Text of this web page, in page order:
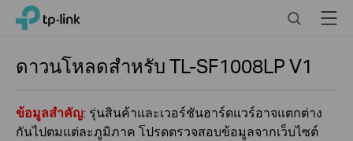
Click
navigation
TP-Link, Reliably Smart SearchMenu
ดาวนโหลดสำหรับTL-SF1008LPV1
ข้อมูลสำคัญ: รุ่นสินค้าและเวอร์ชันฮาร์ดแวร์อาจแตกต่าง
กันไปตมแต่ละภูมิภาค โปรดตรวจสอบข้อมูลจากเว็บไซต์